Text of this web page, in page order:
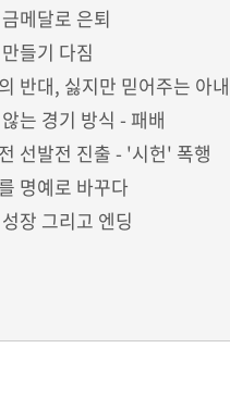
메달로 은퇴
들기 다짐
반대, 싫지만 믿어주는 아내
는 경기 방식 - 패배
선발전 진출 - '시헌' 폭행
명예로 바꾸다
장 그리고 엔딩